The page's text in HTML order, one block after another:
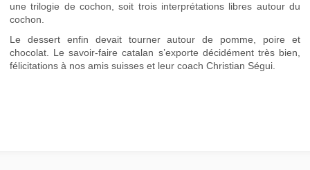
une trilogie de cochon, soit trois interprétations libres autour du
cochon.
Le dessert enfin devait tourner autour de pomme, poire et
chocolat. Le savoir-faire catalan s’exporte décidément très bien,
félicitations à nos amis suisses et leur coach Christian Ségui.